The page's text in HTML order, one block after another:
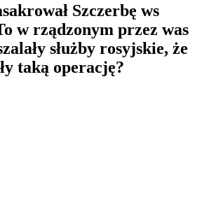
Szczerbę ws
w rządzonym przez was
służby rosyjskie, że
taką operację?